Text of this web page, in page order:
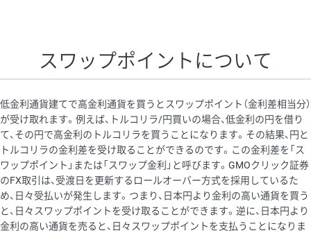
スワップポイントについて
低金利通貨建てで高金利通貨を買うとスワップポイント（金利差相当分）
が受け取れます。例えば、トルコリラ/円買いの場合、低金利の円を借り
て、その円で高金利のトルコリラを買うことになります。その結果、円と
トルコリラの金利差を受け取ることができるのです。この金利差を「ス
ワップポイント」または「スワップ金利」と呼びます。GMOクリック証券
のFX取引は、受渡日を更新するロールオーバー方式を採用しているた
め、日々受払いが発生します。つまり、日本円より金利の高い通貨を買う
と、日々スワップポイントを受け取ることができます。逆に、日本円より
金利の高い通貨を売ると、日々スワップポイントを支払うことになりま